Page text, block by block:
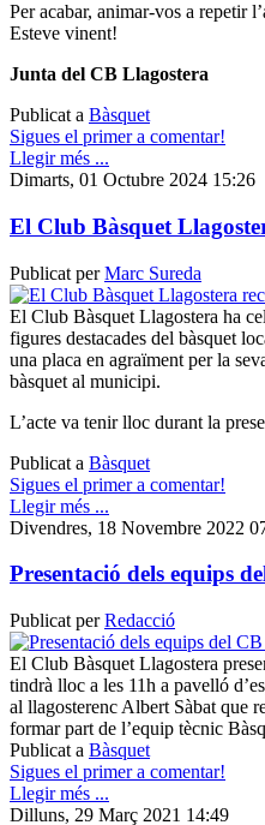
Per acabar, animar-vos a repetir
Esteve vinent!
Junta del CB Llagostera
Publicat a Bàsquet
Sigues el primer a comentar!
Llegir més ...
Dimarts, 01 Octubre 2024 15:26
El Club Bàsquet
Publicat perMarc Sureda
El Club Bàsquet Llagostera ha
figures destacades del bàsquet
una placa en agraïment per la
bàsquet al municipi.
L’acte va tenir lloc durant la
Publicat a Bàsquet
Sigues el primer a comentar!
Llegir més ...
Divendres, 18 Novembre 2022
Presentació dels equips
Publicat perRedacció
El Club Bàsquet Llagostera
tindrà lloc a les 11h a pavelló
al llagosterenc Albert Sàbat que
formar part de l’equip tècnic
Publicat a Bàsquet
Sigues el primer a comentar!
Llegir més ...
Dilluns, 29 Març 2021 14:49